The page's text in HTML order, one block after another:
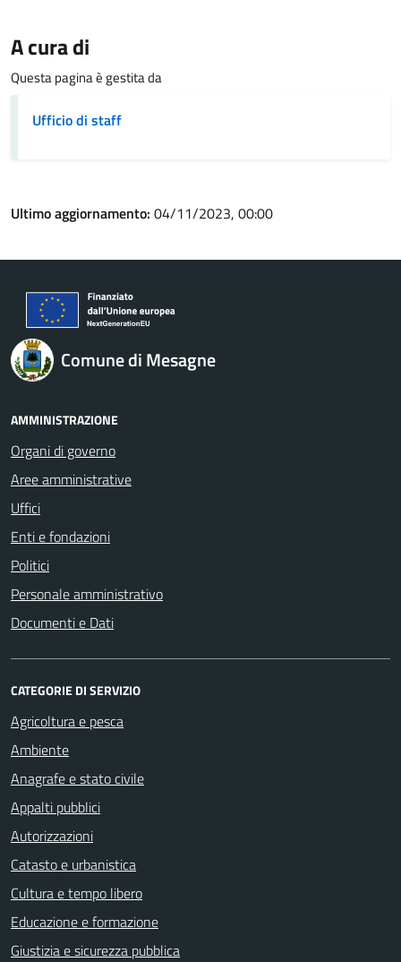
A cura di
Questa pagina è gestita da
Ufficio di staff
Ultimo aggiornamento: 04/11/2023, 00:00
Comune di Mesagne
AMMINISTRAZIONE
Organi di governo
Aree amministrative
Uffici
Enti e fondazioni
Politici
Personale amministrativo
Documenti e Dati
CATEGORIE DI SERVIZIO
Agricoltura e pesca
Ambiente
Anagrafe e stato civile
Appalti pubblici
Autorizzazioni
Catasto e urbanistica
Cultura e tempo libero
Educazione e formazione
Giustizia e sicurezza pubblica